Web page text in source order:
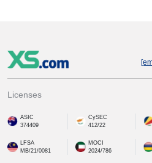
Licenses
ASIC
374409
CySEC
412/22
LFSA
MB/21/0081
MOCI
2024/786